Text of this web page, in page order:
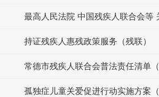
最高人民法院 中国残疾人联合会等
持证残疾人惠残政策服务（残联）
常德市残疾人联合会普法责任清单（
孤独症儿童关爱促进行动实施方案